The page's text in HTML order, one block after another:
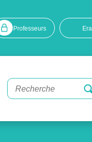
Professeurs